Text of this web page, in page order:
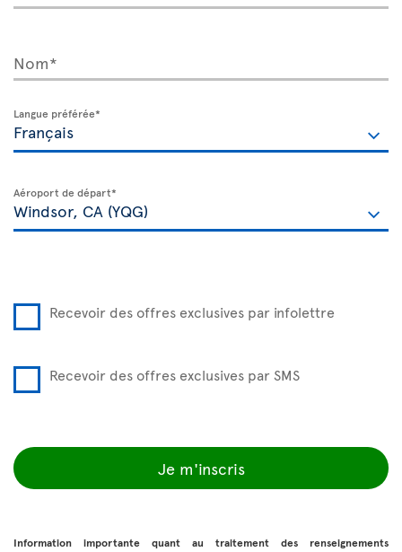
Nom*
Langue préférée*
Aéroport de départ*
Recevoir des offres exclusives par infolettre
Recevoir des offres exclusives par SMS
Je m'inscris
Information importante quant au traitement des renseignements